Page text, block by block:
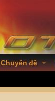
Chuyên đề